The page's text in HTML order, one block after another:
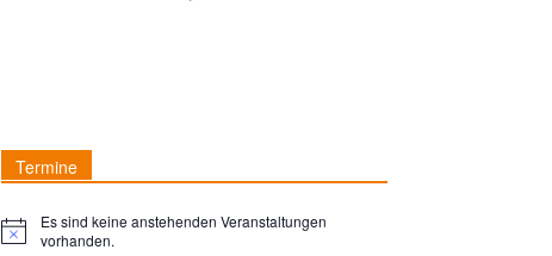
Termine
Hinweis
Es sind keine anstehenden Veranstaltungen
vorhanden.